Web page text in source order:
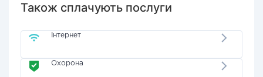
Також сплачують послуги
Інтернет
Охорона